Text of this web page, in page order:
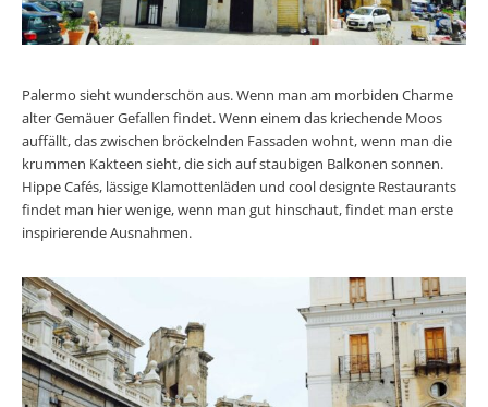
Palermo sieht wunderschön aus. Wenn man am morbiden Charme
alter Gemäuer Gefallen findet. Wenn einem das kriechende Moos
auffällt, das zwischen bröckelnden Fassaden wohnt, wenn man die
krummen Kakteen sieht, die sich auf staubigen Balkonen sonnen.
Hippe Cafés, lässige Klamottenläden und cool designte Restaurants
findet man hier wenige, wenn man gut hinschaut, findet man erste
inspirierende Ausnahmen.